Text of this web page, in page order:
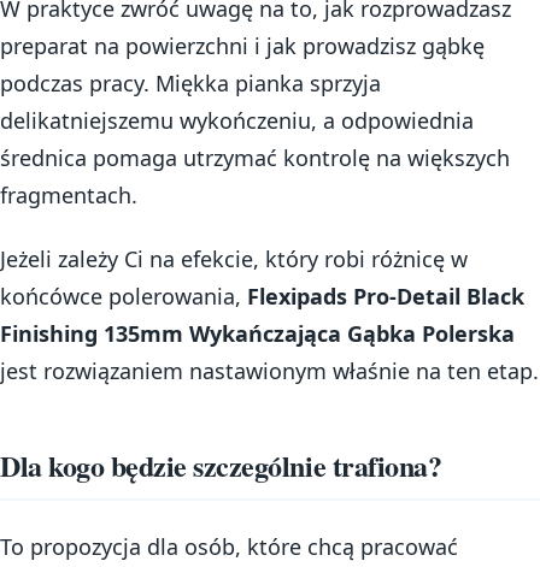
W praktyce zwróć uwagę na to, jak rozprowadzasz
preparat na powierzchni i jak prowadzisz gąbkę
podczas pracy. Miękka pianka sprzyja
delikatniejszemu wykończeniu, a odpowiednia
średnica pomaga utrzymać kontrolę na większych
fragmentach.
Jeżeli zależy Ci na efekcie, który robi różnicę w
końcówce polerowania, Flexipads Pro-Detail Black
Finishing 135mm Wykańczająca Gąbka Polerska
jest rozwiązaniem nastawionym właśnie na ten etap.
Dla kogo będzie szczególnie trafiona?
To propozycja dla osób, które chcą pracować